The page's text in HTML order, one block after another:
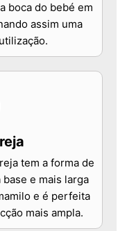
boca do bebé em
assim uma
tem a forma de
e mais larga
e é perfeita
mais ampla.